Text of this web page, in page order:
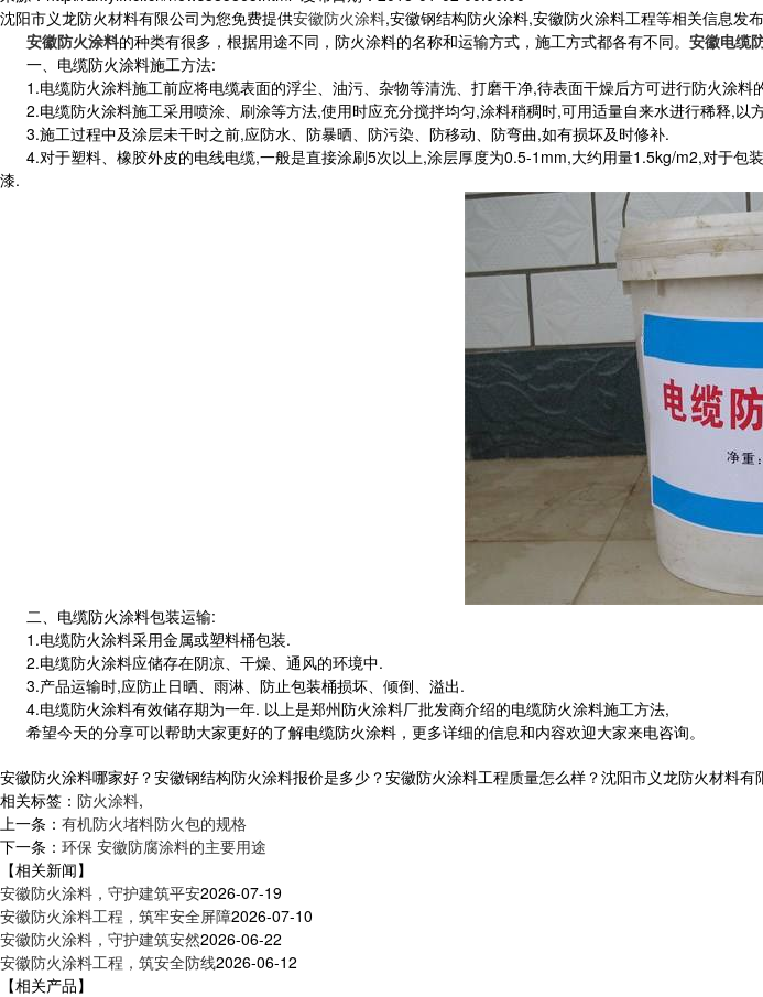
沈阳市义龙防火材料有限公司为您免费提供安徽防火涂料,安徽钢结构防火涂料,安徽防火涂料工程等相关信息发
安徽防火涂料的种类有很多，根据用途不同，防火涂料的名称和运输方式，施工方式都各有不同。 安徽电缆
一、电缆防火涂料施工方法:
1.电缆防火涂料施工前应将电缆表面的浮尘、油污、杂物等清洗、打磨干净,待表面干燥后方可进行防火涂料
2.电缆防火涂料施工采用喷涂、刷涂等方法,使用时应充分搅拌均匀,涂料稍稠时,可用适量自来水进行稀释,以
3.施工过程中及涂层未干时之前,应防水、防暴晒、防污染、防移动、防弯曲,如有损坏及时修补.
4.对于塑料、橡胶外皮的电线电缆,一般是直接涂刷5次以上,涂层厚度为0.5-1mm,大约用量1.5kg/m2,对于包
漆.
二、电缆防火涂料包装运输:
1.电缆防火涂料采用金属或塑料桶包装.
2.电缆防火涂料应储存在阴凉、干燥、通风的环境中.
3.产品运输时,应防止日晒、雨淋、防止包装桶损坏、倾倒、溢出.
4.电缆防火涂料有效储存期为一年. 以上是郑州防火涂料厂批发商介绍的电缆防火涂料施工方法,
希望今天的分享可以帮助大家更好的了解电缆防火涂料，更多详细的信息和内容欢迎大家来电咨询。
安徽防火涂料哪家好？安徽钢结构防火涂料报价是多少？安徽防火涂料工程质量怎么样？沈阳市义龙防火材料
相关标签： 防火涂料,
上一条： 有机防火堵料防火包的规格
下一条： 环保 安徽防腐涂料的主要用途
【相关新闻】
安徽防火涂料，守护建筑平安2026-07-19
安徽防火涂料工程，筑牢安全屏障2026-07-10
安徽防火涂料，守护建筑安然2026-06-22
安徽防火涂料工程，筑安全防线2026-06-12
【相关产品】